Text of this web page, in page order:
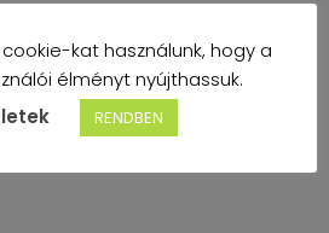
kat használunk, hogy a
élményt nyújthassuk.
RENDBEN